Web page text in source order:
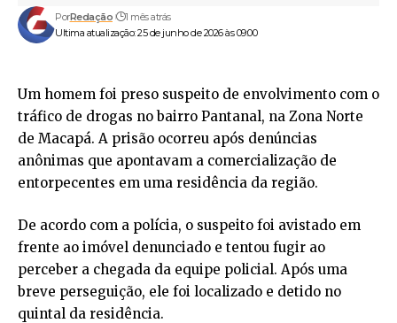
Ultima atualização: 25 de junho de 2026 às 09:00
PorRedação 1 mês atrás
Um homem foi preso suspeito de envolvimento com o
tráfico de drogas no bairro Pantanal, na Zona Norte
de Macapá. A prisão ocorreu após denúncias
anônimas que apontavam a comercialização de
entorpecentes em uma residência da região.
De acordo com a polícia, o suspeito foi avistado em
frente ao imóvel denunciado e tentou fugir ao
perceber a chegada da equipe policial. Após uma
breve perseguição, ele foi localizado e detido no
quintal da residência.